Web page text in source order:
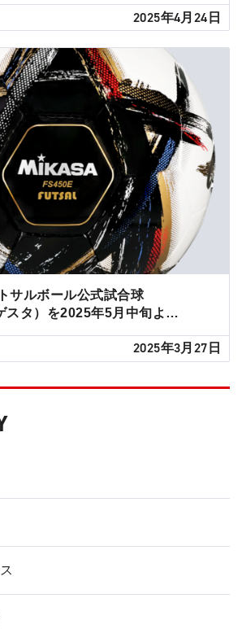
2025年4月24日
サルボール公式試合球
スタ）を2025年5月中旬よ…
2025年3月27日